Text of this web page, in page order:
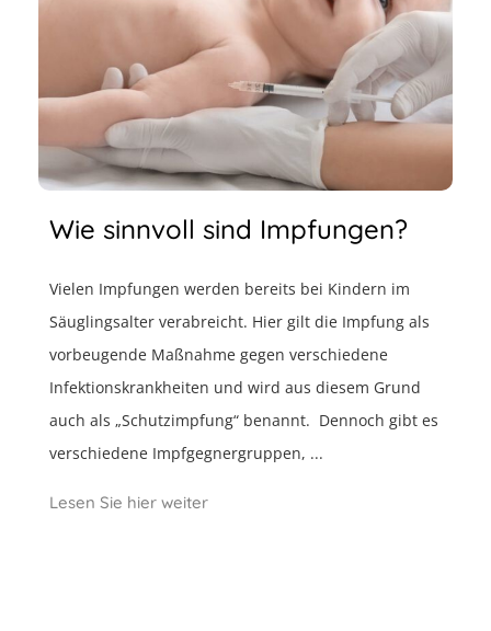
Wie sinnvoll sind Impfungen?
Vielen Impfungen werden bereits bei Kindern im
Säuglingsalter verabreicht. Hier gilt die Impfung als
vorbeugende Maßnahme gegen verschiedene
Infektionskrankheiten und wird aus diesem Grund
auch als „Schutzimpfung“ benannt. Dennoch gibt es
verschiedene Impfgegnergruppen, ...
Lesen Sie hier weiter